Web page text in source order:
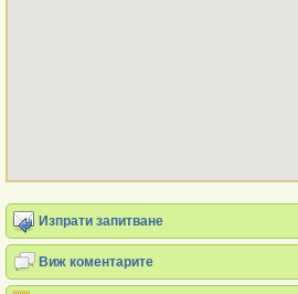
Изпрати запитване
Виж коментарите